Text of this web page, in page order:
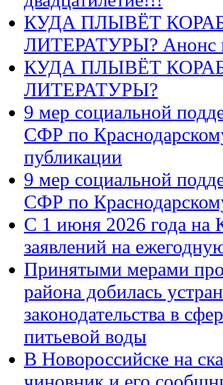
КУДА ПЛЫВЁТ
ЛИТЕРАТУРЫ? Анонс
КУДА ПЛЫВЁТ
ЛИТЕРАТУРЫ?
9 мер социальной
СФР по
публикации
9 мер социальной
СФР по
С 1 июня 2026 года на
заявлений на
Принятыми мерами
района добилась
законодательства в
питьевой воды
В Новороссийске на